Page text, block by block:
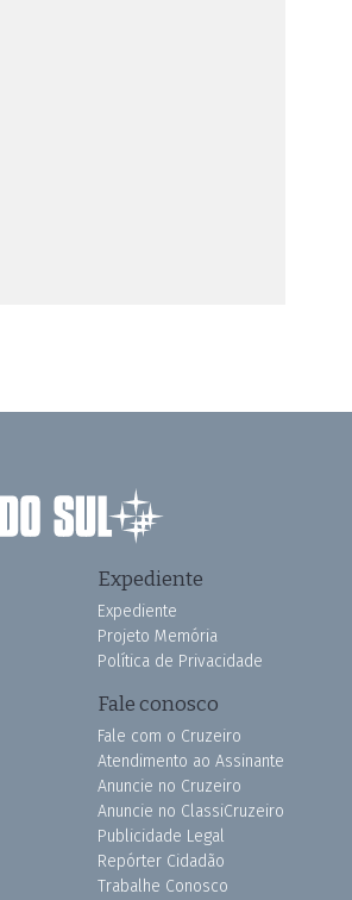
Expediente
Expediente
Projeto Memória
Política de Privacidade
Fale conosco
Fale com o Cruzeiro
Atendimento ao Assinante
Anuncie no Cruzeiro
Anuncie no ClassiCruzeiro
Publicidade Legal
Repórter Cidadão
Trabalhe Conosco